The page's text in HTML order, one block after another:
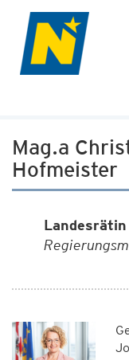
Mag.a
Hofmeister
Landesrätin